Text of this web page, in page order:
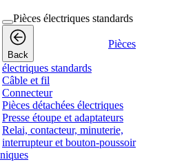
Pièces électriques standards
Back
Pièces
électriques standards
Câble et fil
Connecteur
Pièces détachées électriques
Presse étoupe et adaptateurs
Relai, contacteur, minuterie,
interrupteur et bouton-poussoir